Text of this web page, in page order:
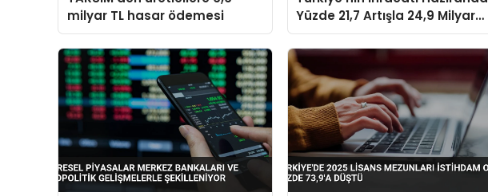
milyar TL hasar ödemesi
Yüzde 21,7 Artışla 24,9 Milyar
Dolara Ulaştı